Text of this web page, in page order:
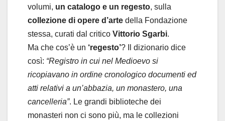
volumi, un catalogo e un regesto, sulla
collezione di opere d’arte della Fondazione
stessa, curati dal critico Vittorio Sgarbi.
Ma che cos’è un ‘regesto’? Il dizionario dice
così: “Registro in cui nel Medioevo si
ricopiavano in ordine cronologico documenti ed
atti relativi a un’abbazia, un monastero, una
cancelleria”. Le grandi biblioteche dei
monasteri non ci sono più, ma le collezioni